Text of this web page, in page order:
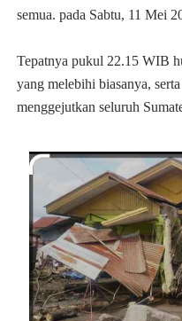
semua. pada Sabtu, 11 Mei
Tepatnya pukul 22.15 WIB h
yangmelebihi biasanya, serta
menggejutkan seluruh